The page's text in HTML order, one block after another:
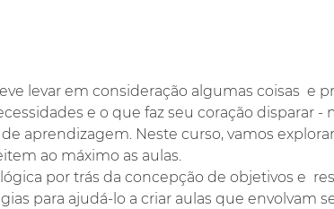
levar em consideração algumas coisas  e
e o que faz seu coração disparar
aprendizagem. Neste curso, vamos
ao máximo as aulas.
por trás da concepção de objetivos e
para ajudá-lo a criar aulas que envolvam